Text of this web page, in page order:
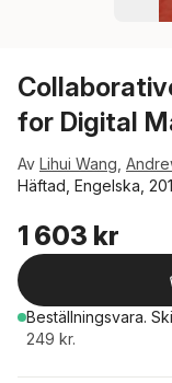
for Digital
Av Lihui Wang
Häftad, Engelska,
1 603 kr
Beställningsvara.
249 kr.